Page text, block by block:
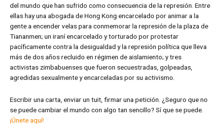
del mundo que han sufrido como consecuencia de la represión. Entre
ellas hay una abogada de Hong Kong encarcelado por animar a la
gente a encender velas para conmemorar la represión de la plaza de
Tiananmen; un iraní encarcelado y torturado por protestar
pacíficamente contra la desigualdad y la represión política que lleva
más de dos años recluido en régimen de aislamiento; y tres
activistas zimbabuenses que fueron secuestradas, golpeadas,
agredidas sexualmente y encarceladas por su activismo.
Escribir una carta, enviar un tuit, firmar una petición. ¿Seguro que no
se puede cambiar el mundo con algo tan sencillo? Sí que se puede.
¡Únete aquí!